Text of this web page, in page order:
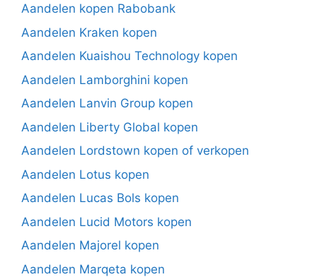
Aandelen kopen Rabobank
Aandelen Kraken kopen
Aandelen Kuaishou Technology kopen
Aandelen Lamborghini kopen
Aandelen Lanvin Group kopen
Aandelen Liberty Global kopen
Aandelen Lordstown kopen of verkopen
Aandelen Lotus kopen
Aandelen Lucas Bols kopen
Aandelen Lucid Motors kopen
Aandelen Majorel kopen
Aandelen Marqeta kopen